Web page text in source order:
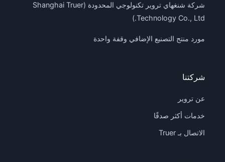
شركة شنغهاي تروير تكنولوجي المحدودة (Shanghai Truer
Technology Co., Ltd.)
مورد منتج التصنيع الإضافي وقفة واحدة
شركتنا
عن تروير
خدمات أكثر صدقًا
الاتصال بـ Truer